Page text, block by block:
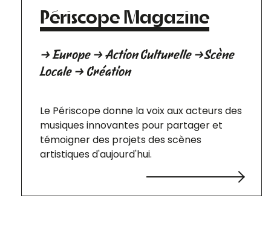
Périscope Magazine
→ Europe → Action Culturelle →Scène
Locale → Création
Le Périscope donne la voix aux acteurs des
musiques innovantes pour partager et
témoigner des projets des scènes
artistiques d'aujourd'hui.